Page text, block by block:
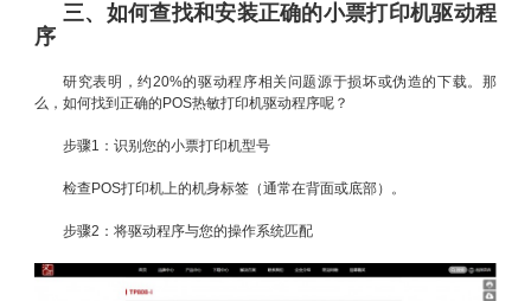
三、如何查找和安装正确的小票打印机驱动程
序
研究表明，约20%的驱动程序相关问题源于损坏或伪造的下载。那
么，如何找到正确的POS热敏打印机驱动程序呢？
步骤1：识别您的小票打印机型号
检查POS打印机上的机身标签（通常在背面或底部）。
步骤2：将驱动程序与您的操作系统匹配